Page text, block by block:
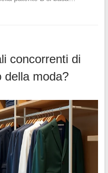
concorrenti di
della moda?